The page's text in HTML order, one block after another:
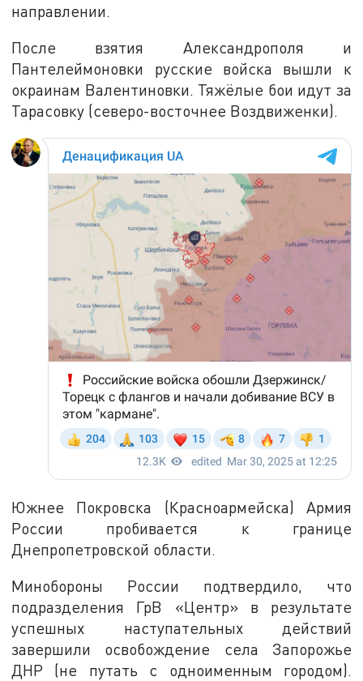
направлении.
После взятия Александрополя и
Пантелеймоновки русские войска вышли к
окраинам Валентиновки. Тяжёлые бои идут за
Тарасовку (северо-восточнее Воздвиженки).
Южнее Покровска (Красноармейска) Армия
России пробивается к границе
Днепропетровской области.
Минобороны России подтвердило, что
подразделения ГрВ «Центр» в результате
успешных наступательных действий
завершили освобождение села Запорожье
ДНР (не путать с одноименным городом).